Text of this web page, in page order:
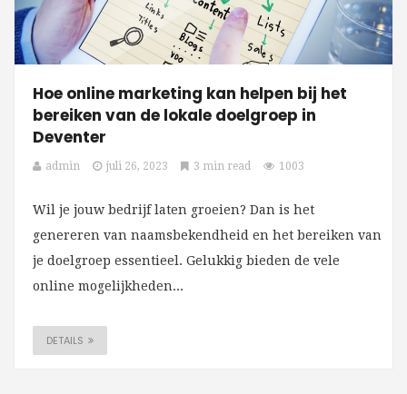
Hoe online marketing kan helpen bij het
bereiken van de lokale doelgroep in
Deventer
admin juli 26, 2023 3 min read 1003
Wil je jouw bedrijf laten groeien? Dan is het
genereren van naamsbekendheid en het bereiken van
je doelgroep essentieel. Gelukkig bieden de vele
online mogelijkheden...
DETAILS